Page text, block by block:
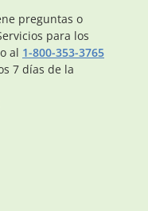
preguntas o
para los
al 1-800-353-3765
7 días de la